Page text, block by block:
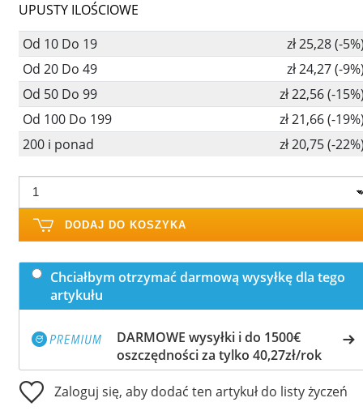
UPUSTY ILOŚCIOWE
Od 10 Do 19
zł 25,28 (-
Od 20 Do 49
zł 24,27 (-
Od 50 Do 99
zł 22,56 (-
Od 100 Do 199
zł 21,66 (-
200 i ponad
zł 20,75 (-
DODAJ DO KOSZYKA
Chciałbym otrzymać darmową wysyłkę dla tego
artykułu
DARMOWE wysyłki i do 1500€
oszczędności za tylko 40,27zł/rok
Zaloguj się, aby dodać ten artykuł do listy życzeń